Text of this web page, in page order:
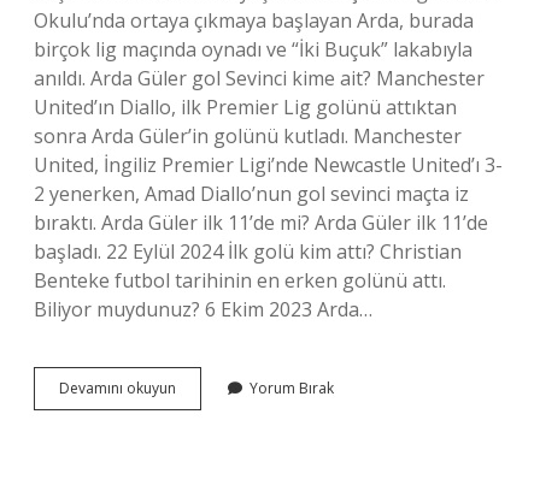
Okulu’nda ortaya çıkmaya başlayan Arda, burada
birçok lig maçında oynadı ve “İki Buçuk” lakabıyla
anıldı. Arda Güler gol Sevinci kime ait? Manchester
United’ın Diallo, ilk Premier Lig golünü attıktan
sonra Arda Güler’in golünü kutladı. Manchester
United, İngiliz Premier Ligi’nde Newcastle United’ı 3-
2 yenerken, Amad Diallo’nun gol sevinci maçta iz
bıraktı. Arda Güler ilk 11’de mi? Arda Güler ilk 11’de
başladı. 22 Eylül 2024 İlk golü kim attı? Christian
Benteke futbol tarihinin en erken golünü attı.
Biliyor muydunuz? 6 Ekim 2023 Arda…
Devamını okuyun
Güler
Yorum Bırak